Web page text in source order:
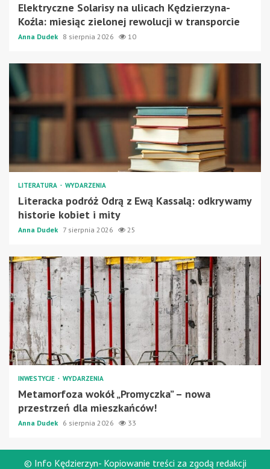
Elektryczne Solarisy na ulicach Kędzierzyna-
Koźla: miesiąc zielonej rewolucji w transporcie
Anna Dudek 8 sierpnia 2026 10
LITERATURA WYDARZENIA
Literacka podróż Odrą z Ewą Kassalą: odkrywamy
historie kobiet i mity
Anna Dudek 7 sierpnia 2026 25
INWESTYCJE WYDARZENIA
Metamorfoza wokół „Promyczka” – nowa
przestrzeń dla mieszkańców!
Anna Dudek 6 sierpnia 2026 33
© Info Kędzierzyn- Kopiowanie treści za zgodą redakcji